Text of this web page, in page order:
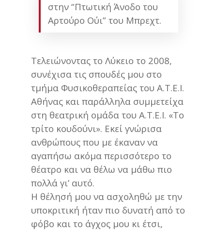
στην “Πτωτική Άνοδο του
Αρτούρο Ούι” του Μπρεχτ.
Τελειώνοντας το Λύκειο το 2008,
συνέχισα τις σπουδές μου στο
τμήμα Φυσικοθεραπείας του Α.Τ.Ε.Ι.
Αθήνας και παράλληλα συμμετείχα
στη θεατρική ομάδα του Α.Τ.Ε.Ι. «Το
τρίτο κουδούνι». Εκεί γνώρισα
ανθρώπους που με έκαναν να
αγαπήσω ακόμα περισσότερο το
θέατρο και να θέλω να μάθω πιο
πολλά γι’ αυτό.
Η θέλησή μου να ασχοληθώ με την
υποκριτική ήταν πιο δυνατή από το
φόβο και το άγχος μου κι έτσι,